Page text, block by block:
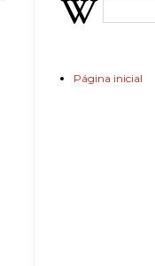
Página inicial